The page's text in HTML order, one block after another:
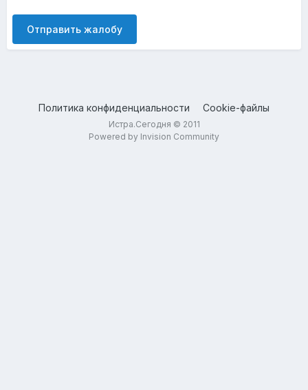
Отправить жалобу
Политика конфиденциальности Cookie-файлы
Истра.Сегодня © 2011
Powered by Invision Community